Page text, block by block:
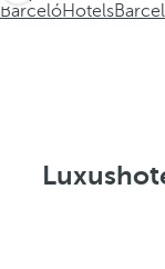
BarcelóHotels